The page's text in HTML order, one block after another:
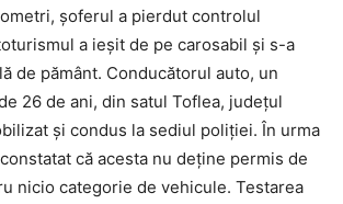
șoferul a pierdut controlul
a ieșit de pe carosabil și s-a
de pământ. Conducătorul auto, un
26 de ani, din satul Toflea, județul
și condus la sediul poliției. În urma
că acesta nu deține permis de
nicio categorie de vehicule. Testarea